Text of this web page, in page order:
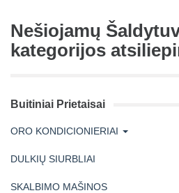
Nešiojamų
kategorijos
Buitiniai Prietaisai
ORO KONDICIONIERIAI
DULKIŲ SIURBLIAI
SKALBIMO MAŠINOS